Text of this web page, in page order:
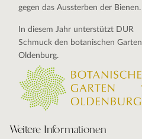
gegen das Aussterben der Bienen.
In diesem Jahr unterstützt DUR
Schmuck den botanischen Garten
Oldenburg.
Weitere Informationen